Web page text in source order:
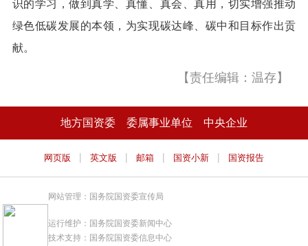
识的学习，做到真学、真懂、真会、真用，切实增强推动
绿色低碳发展的本领，为实现碳达峰、碳中和目标作出贡
献。
【责任编辑：温存】
地方国资委 委属事业单位 中央企业
网页版 | 英文版 | 邮箱 | 国资小新 | 国资报告
网站管理：国务院国资委宣传局
运行维护：国务院国资委新闻中心
技术支持：国务院国资委信息中心